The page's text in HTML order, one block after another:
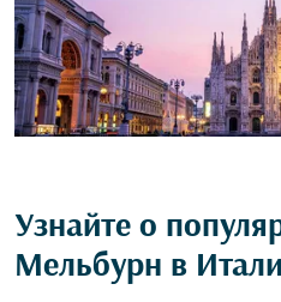
Узнайте о
Мельбурн в